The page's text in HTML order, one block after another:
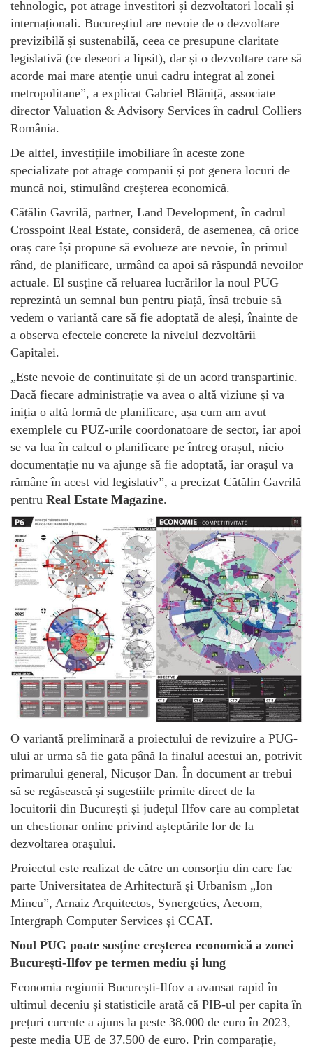
tehnologic, pot atrage investitori și dezvoltatori locali și
internaționali. Bucureștiul are nevoie de o dezvoltare
previzibilă și sustenabilă, ceea ce presupune claritate
legislativă (ce deseori a lipsit), dar și o dezvoltare care să
acorde mai mare atenție unui cadru integrat al zonei
metropolitane”, a explicat Gabriel Blăniță, associate
director Valuation & Advisory Services în cadrul Colliers
România.
De altfel, investițiile imobiliare în aceste zone
specializate pot atrage companii și pot genera locuri de
muncă noi, stimulând creșterea economică.
Cătălin Gavrilă, partner, Land Development, în cadrul
Crosspoint Real Estate, consideră, de asemenea, că orice
oraș care își propune să evolueze are nevoie, în primul
rând, de planificare, urmând ca apoi să răspundă nevoilor
actuale. El susține că reluarea lucrărilor la noul PUG
reprezintă un semnal bun pentru piață, însă trebuie să
vedem o variantă care să fie adoptată de aleși, înainte de
a observa efectele concrete la nivelul dezvoltării
Capitalei.
„Este nevoie de continuitate și de un acord transpartinic.
Dacă fiecare administrație va avea o altă viziune și va
iniția o altă formă de planificare, așa cum am avut
exemplele cu PUZ-urile coordonatoare de sector, iar apoi
se va lua în calcul o planificare pe întreg orașul, nicio
documentație nu va ajunge să fie adoptată, iar orașul va
rămâne în acest vid legislativ”, a precizat Cătălin Gavrilă
pentru Real Estate Magazine.
O variantă preliminară a proiectului de revizuire a PUG-
ului ar urma să fie gata până la finalul acestui an, potrivit
primarului general, Nicușor Dan. În document ar trebui
să se regăsească și sugestiile primite direct de la
locuitorii din București și județul Ilfov care au completat
un chestionar online privind așteptările lor de la
dezvoltarea orașului.
Proiectul este realizat de către un consorțiu din care fac
parte Universitatea de Arhitectură și Urbanism „Ion
Mincu”, Arnaiz Arquitectos, Synergetics, Aecom,
Intergraph Computer Services și CCAT.
Noul PUG poate susține creșterea economică a zonei
București-Ilfov pe termen mediu și lung
Economia regiunii București-Ilfov a avansat rapid în
ultimul deceniu și statisticile arată că PIB-ul per capita în
prețuri curente a ajuns la peste 38.000 de euro în 2023,
peste media UE de 37.500 de euro. Prin comparație,